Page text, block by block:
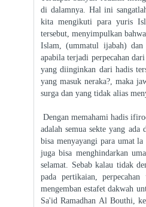
di dalamnya. Hal ini
kita mengikuti para yuris
tersebut, menyimpulkan
Islam, (ummatul ijabah)
apabila terjadi perpecahan
yang diinginkan dari hadis
yang masuk neraka?, maka
surga dan yang tidak alias
Dengan memahami hadis
adalah semua sekte yang
bisa menyayangi para umat
juga bisa menghindarkan
selamat. Sebab kalau tidak
pada pertikaian,
mengemban estafet dakwah
Sa'id Ramadhan Al Bouthi,